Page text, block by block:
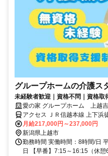
グループホームの介護ス
未経験者歓迎｜資格不問｜資格
少なめ（対話が中心）
愛の家 グループホーム 上越吉
アクセス ＪＲ信越本線 上下浜
き徒歩約72分、ＪＲ信越本線
徒歩5分
月給217,000円～237,000円
新潟県上越市
勤務時間 実働時間：8時間/日
日 【早番】7:15～16:15（休